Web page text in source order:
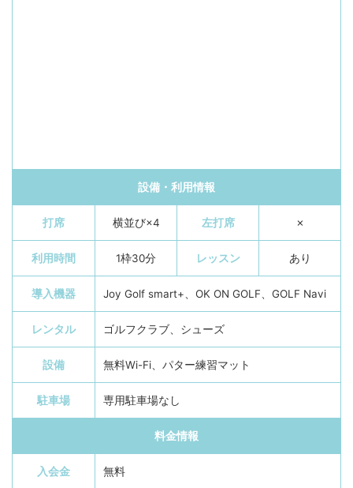
設備・利用情報
打席 横並び×4 左打席 ✗
利用時間 1枠30分 レッスン あり
導入機器 Joy Golf smart+、OK ON GOLF、GOLF Navi
レンタル ゴルフクラブ、シューズ
設備 無料Wi-Fi、パター練習マット
駐車場 専用駐車場なし
料金情報
入会金 無料